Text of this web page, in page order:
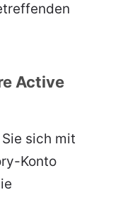
Active
sich mit
Konto